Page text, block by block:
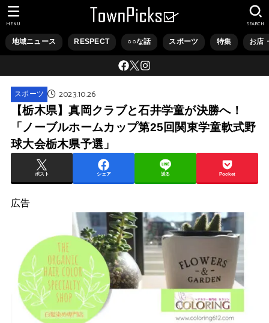
地域ニュース RESPECT ○○な話 スポーツ 特集 お店
SEARCH
MENU
スポーツ 2023.10.26
【栃木県】真岡クラブと石井学童が決勝へ！
「ノーブルホームカップ第25回関東学童軟式野
球大会栃木県予選」
ポスト シェア 送る Pocket
広告